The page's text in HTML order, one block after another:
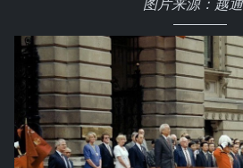
图片来源：越